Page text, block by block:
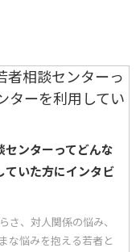
ンターってどんな
いた方にインタビ
さ、対人関係の悩み、
な悩みを抱える若者と